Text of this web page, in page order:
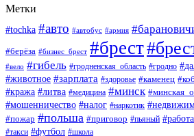
Метки
#tochka #авто #автобус #армия
#берёза #бизнес_брест #брест
#вело #гибель #гродненская_область #гродно
#животное #зарплата #здоровье #каменец
#кража #литва #медицина #минск
#мошенничество #налог #наркотик
#пожар #польша #приговор #пьяный #работа
#такси #футбол #школа